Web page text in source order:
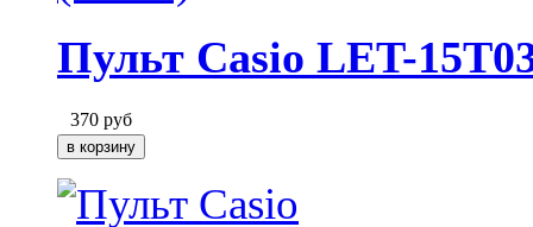
Пульт Casio LET-
370 руб